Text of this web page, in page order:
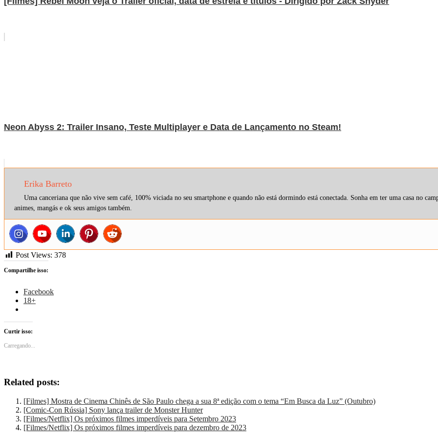
Neon Abyss 2: Trailer Insano, Teste Multiplayer e Data de Lançamento no Steam!
Erika Barreto
Uma canceriana que não vive sem café, 100% viciada no seu smartphone e quando não está dormindo está conectada. Sonha em ter uma casa no
animes, mangás e ok seus amigos também.
Post Views: 378
Compartilhe isso:
Facebook
18+
Curtir isso:
Carregando...
Related posts:
[Filmes] Mostra de Cinema Chinês de São Paulo chega a sua 8ª edição com o tema “Em Busca da Luz” (Outubro)
[Comic-Con Rússia] Sony lança trailer de Monster Hunter
[Filmes/Netflix] Os próximos filmes imperdíveis para Setembro 2023
[Filmes/Netflix] Os próximos filmes imperdíveis para dezembro de 2023